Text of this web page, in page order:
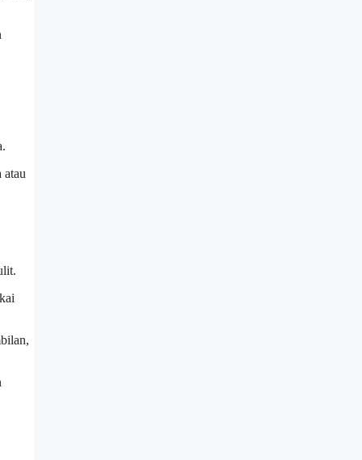
atau